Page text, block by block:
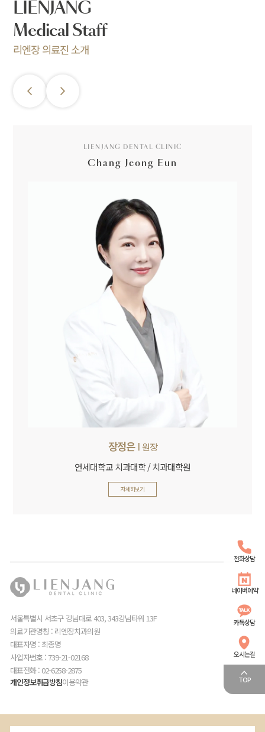
전화상담
네이버예약
카톡상담
오시는길
TOP
LIENJANG
Medical Staff
리엔장 의료진 소개
LIENJANG DENTAL CLINIC
Chang Jeong Eun
장정은I 원장
연세대학교 치과대학 / 치과대학원
자세히보기
서울특별시 서초구 강남대로 403, 343강남타워 13F
의료기관명칭 : 리엔장치과의원
대표자명 : 최종명
사업자번호 : 739-21-02168
대표전화 : 02-6258-2875
개인정보취급방침이용약관